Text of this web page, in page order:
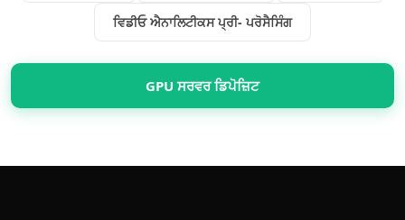
ਵਿਡੀਓ ਐਨਾਲਿਟੀਕਸ ਪ੍ਰੀ- ਪਰੋਸੈਸਿੰਗ
GPU ਸਰਵਰ ਡਿਪੋਜ਼ਿਟ